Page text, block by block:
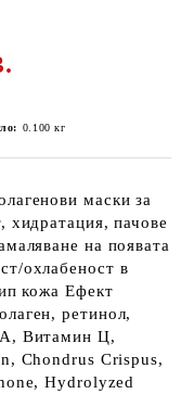
0.100 кг
маски за
хидратация, пачове
на появата
охлабеност в
кожа Ефект
ретинол,
А, Витамин Ц,
Chondrus Crispus,
Hydrolyzed